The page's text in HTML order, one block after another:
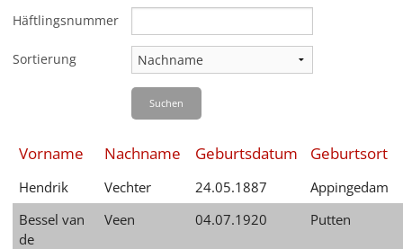
SERVICE
Zurück
Deutsch
English
Français
Dansk
Gebärdensprache Leichte Sprache
Häftlingsnummer
Sortierung
Suchen
Vorname Nachname Geburtsdatum Geburtsort
Hendrik Vechter 24.05.1887
Appingedam
Bessel van
de
Veen 04.07.1920 Putten